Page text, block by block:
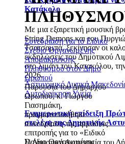
Κατάκολο
Με μια εξαιρετική μουσική
String Demons και του
Τσατσαμπά, ξεκίνησαν οι
εκδηλώσεις του Δημοτικού
στο λιμάνι του Κατακόλου,
2026.
ΑστυνομικόΔυτική
ΑυτοδιοίκησηΥγεία
Ενημερωτική επίδειξη
στελέχη της Δημοτικής
Συνεδρίαση για το Ειδικό
Σχέδιο Οργανωμένης
Απομάκρυνσης
Πληθυσμού στον Δήμο
Ωρωπού
Παρουσία του Δημάρχου
Ωρωπού, κ. Γιώργου
Γιασημάκη,
πραγματοποιήθηκε
συνεδρίαση της αρμόδιας
επιτροπής για το «Ειδικό
Σχέδιο Οργανωμένης